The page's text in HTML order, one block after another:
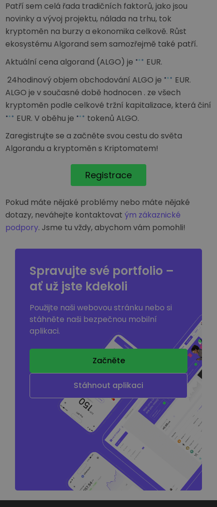
Patří sem celá řada tradičních faktorů, jako jsou
novinky a vývoj projektu, nálada na trhu, tok
kryptoměn na burzy a ekonomika celkově. Růst
ekosystému Algorand sem samozřejmě také patří.
Aktuální cena algorand (ALGO) je
EUR.
24hodinový objem obchodování ALGO je
EUR.
ALGO je v současné době hodnocen . ze všech
kryptoměn podle celkové tržní kapitalizace, která činí
EUR. V oběhu je
tokenů ALGO.
Zaregistrujte se a začněte svou cestu do světa
Algorandu a kryptoměn s Kriptomatem!
Registrace
Pokud máte nějaké problémy nebo máte nějaké
dotazy, neváhejte kontaktovat ým zákaznické
podpory. Jsme tu vždy, abychom vám pomohli!
Spravujte své portfolio –
ať už jste kdekoli
Použijte naši webovou stránku nebo si
stáhněte naši bezpečnou mobilní
aplikaci.
Začněte
Stáhnout aplikaci